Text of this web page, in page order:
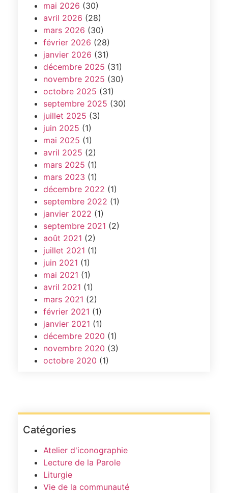
mai 2026 (30)
avril 2026 (28)
mars 2026 (30)
février 2026 (28)
janvier 2026 (31)
décembre 2025 (31)
novembre 2025 (30)
octobre 2025 (31)
septembre 2025 (30)
juillet 2025 (3)
juin 2025 (1)
mai 2025 (1)
avril 2025 (2)
mars 2025 (1)
mars 2023 (1)
décembre 2022 (1)
septembre 2022 (1)
janvier 2022 (1)
septembre 2021 (2)
août 2021 (2)
juillet 2021 (1)
juin 2021 (1)
mai 2021 (1)
avril 2021 (1)
mars 2021 (2)
février 2021 (1)
janvier 2021 (1)
décembre 2020 (1)
novembre 2020 (3)
octobre 2020 (1)
Catégories
Atelier d'iconographie
Lecture de la Parole
Liturgie
Vie de la communauté